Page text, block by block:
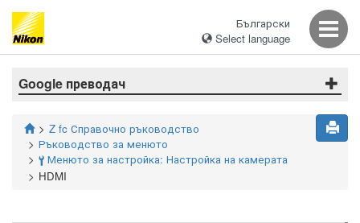
Български
Select language
Google преводач
Z fc Справочно ръководство
Ръководство за менюто
B Менюто за настройка: Настройка на камерата
HDMI